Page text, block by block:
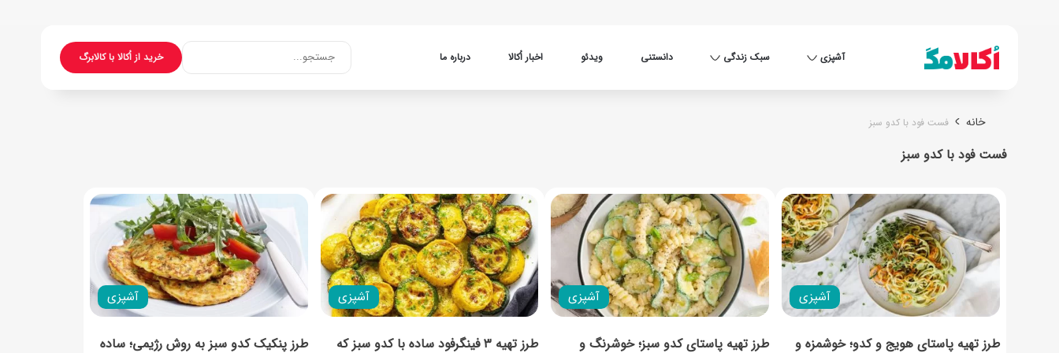
آشپزی سبک زندگی دانستنی ویدئو اخبار اُکالا درباره ما خرید از اُکالا با کالابرگجستجو...
خانه فست فود با کدو سبز
فست فود با کدو سبز
آشپزی
طرز تهیه پاستای هویج و کدو؛ خوشمزه و
آشپزی
طرز تهیه پاستای کدو سبز؛ خوشرنگ و
آشپزی
طرز تهیه ۳ فینگرفود ساده با کدو سبز که
آشپزی
طرز پنکیک کدو سبز به روش رژیمی؛ ساده